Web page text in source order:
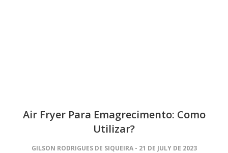
Air Fryer Para Emagrecimento: Como
Utilizar?
GILSON RODRIGUES DE SIQUEIRA 21 DE JULY DE 2023